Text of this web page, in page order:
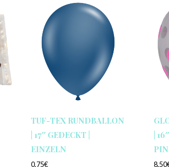
TUF-TEX RUNDBALLON
| 17″ GEDECKT |
EINZELN
0,75€
|
8,50